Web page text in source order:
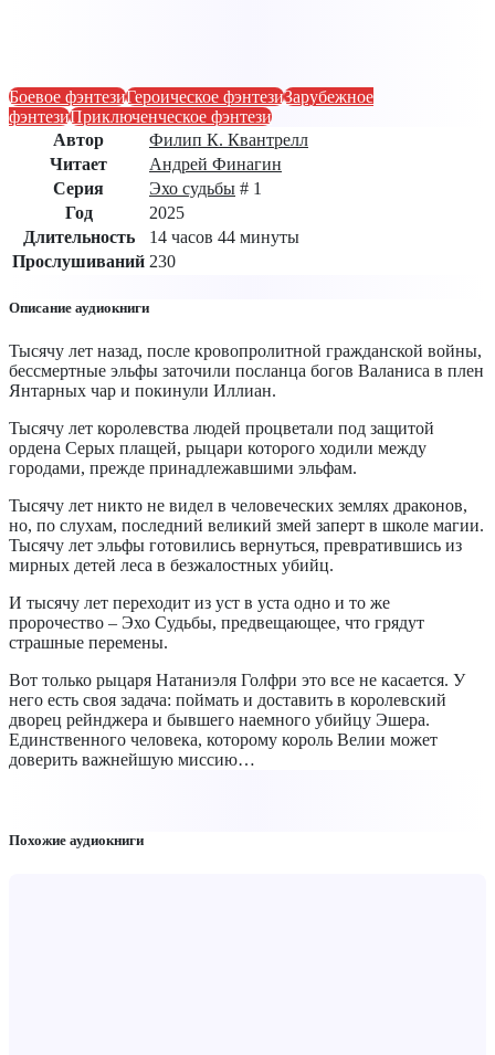
Боевое фэнтезиГероическое фэнтезиЗарубежное
фэнтезиПриключенческое фэнтези
Автор
Филип К. Квантрелл
Читает
Андрей Финагин
Серия
Эхо судьбы # 1
Год
2025
Длительность
14 часов 44 минуты
Прослушиваний 230
Описание аудиокниги
Тысячу лет назад, после кровопролитной гражданской войны,
бессмертные эльфы заточили посланца богов Валаниса в плен
Янтарных чар и покинули Иллиан.
Тысячу лет королевства людей процветали под защитой
ордена Серых плащей, рыцари которого ходили между
городами, прежде принадлежавшими эльфам.
Тысячу лет никто не видел в человеческих землях драконов,
но, по слухам, последний великий змей заперт в школе магии.
Тысячу лет эльфы готовились вернуться, превратившись из
мирных детей леса в безжалостных убийц.
И тысячу лет переходит из уст в уста одно и то же
пророчество – Эхо Судьбы, предвещающее, что грядут
страшные перемены.
Вот только рыцаря Натаниэля Голфри это все не касается. У
него есть своя задача: поймать и доставить в королевский
дворец рейнджера и бывшего наемного убийцу Эшера.
Единственного человека, которому король Велии может
доверить важнейшую миссию…
Похожие аудиокниги